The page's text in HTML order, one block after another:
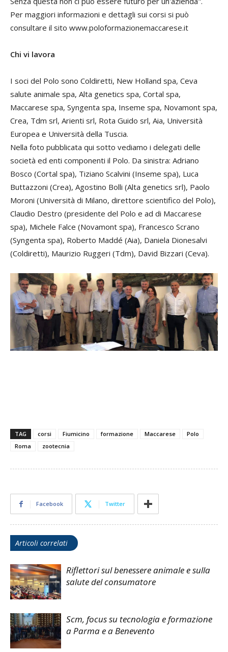
Per maggiori informazioni e dettagli sui corsi si può
consultare il sito www.poloformazionemaccarese.it
Chi vi lavora
I soci del Polo sono Coldiretti, New Holland spa, Ceva
salute animale spa, Alta genetics spa, Cortal spa,
Maccarese spa, Syngenta spa, Inseme spa, Novamont spa,
Crea, Tdm srl, Arienti srl, Rota Guido srl, Aia, Università
Europea e Università della Tuscia.
Nella foto pubblicata qui sotto vediamo i delegati delle
società ed enti componenti il Polo. Da sinistra: Adriano
Bosco (Cortal spa), Tiziano Scalvini (Inseme spa), Luca
Buttazzoni (Crea), Agostino Bolli (Alta genetics srl), Paolo
Moroni (Università di Milano, direttore scientifico del Polo),
Claudio Destro (presidente del Polo e ad di Maccarese
spa), Michele Falce (Novamont spa), Francesco Scrano
(Syngenta spa), Roberto Maddé (Aia), Daniela Dionesalvi
(Coldiretti), Maurizio Ruggeri (Tdm), David Bizzari (Ceva).
TAG corsi Fiumicino formazione Maccarese
Polo
Roma
zootecnia
Facebook Twitter
Articoli correlati
Riflettori sul benessere animale e sulla
salute del consumatore
Scm, focus su tecnologia e formazione
a Parma e a Benevento